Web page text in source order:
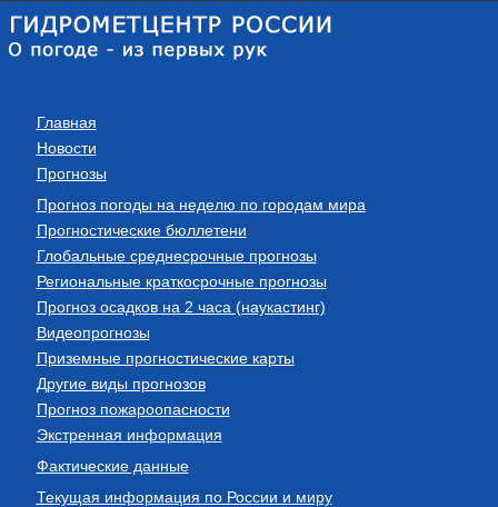
Главная
Новости
Прогнозы
Прогноз погоды на неделю по городам мира
Прогностические бюллетени
Глобальные среднесрочные прогнозы
Региональные краткосрочные прогнозы
Прогноз осадков на 2 часа (наукастинг)
Видеопрогнозы
Приземные прогностические карты
Другие виды прогнозов
Прогноз пожароопасности
Экстренная информация
Фактические данные
Текущая информация по России и миру